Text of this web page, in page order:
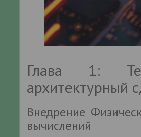
Глава 1:
архитектурный
Внедрение
вычислений